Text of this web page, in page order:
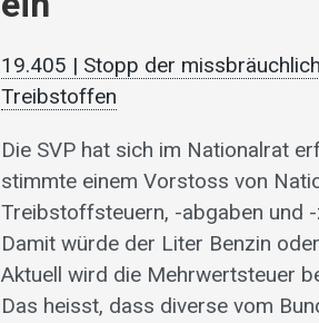
19.405 | Stopp der
Treibstoffen
Die SVP hat sich im Nationalrat
stimmte einem Vorstoss von
Treibstoffsteuern, -abgaben und
Damit würde der Liter Benzin
Aktuell wird die Mehrwertsteuer
Das heisst, dass diverse vom